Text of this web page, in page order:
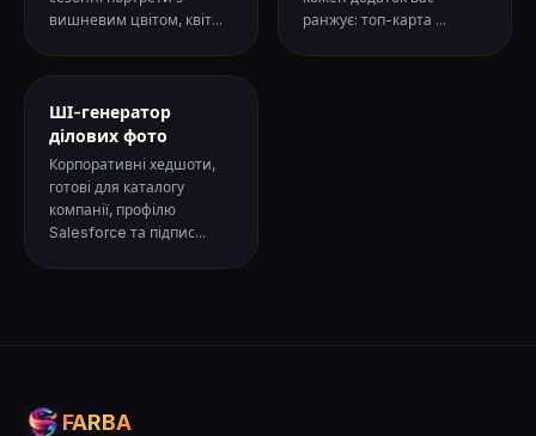
вишневим цвітом, квіт...
ранжує: топ-карта ...
ШІ-генератор
ділових фото
Корпоративні хедшоти,
готові для каталогу
компанії, профілю
Salesforce та підпис...
FARBA